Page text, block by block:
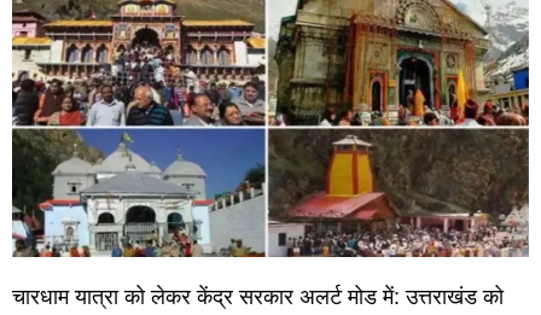
चारधाम यात्रा को लेकर केंद्र सरकार अलर्ट मोड में: उत्तराखंड को